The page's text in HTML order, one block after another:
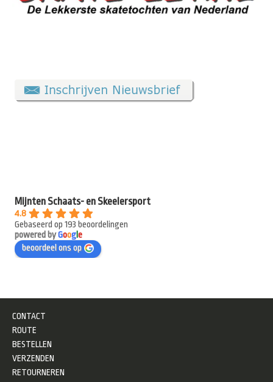
Mijnten Schaats- en Skeelersport
4.8
Gebaseerd op 193 beoordelingen
powered byGooge
beoordeel ons op
CONTACT
ROUTE
BESTELLEN
VERZENDEN
RETOURNEREN